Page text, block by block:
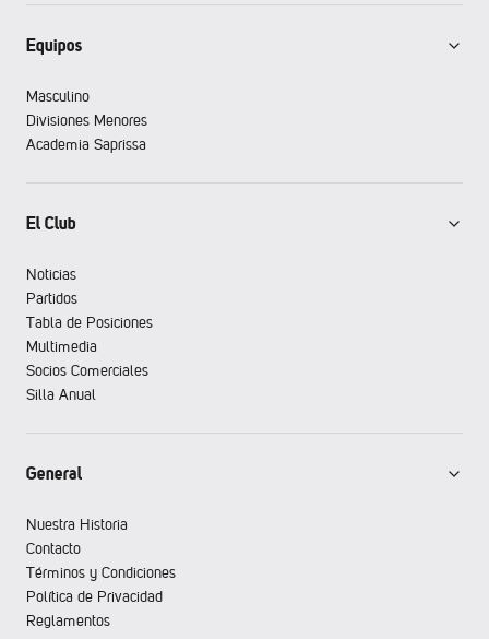
Equipos
Masculino
Divisiones Menores
Academia Saprissa
El Club
Noticias
Partidos
Tabla de Posiciones
Multimedia
Socios Comerciales
Silla Anual
General
Nuestra Historia
Contacto
Términos y Condiciones
Política de Privacidad
Reglamentos